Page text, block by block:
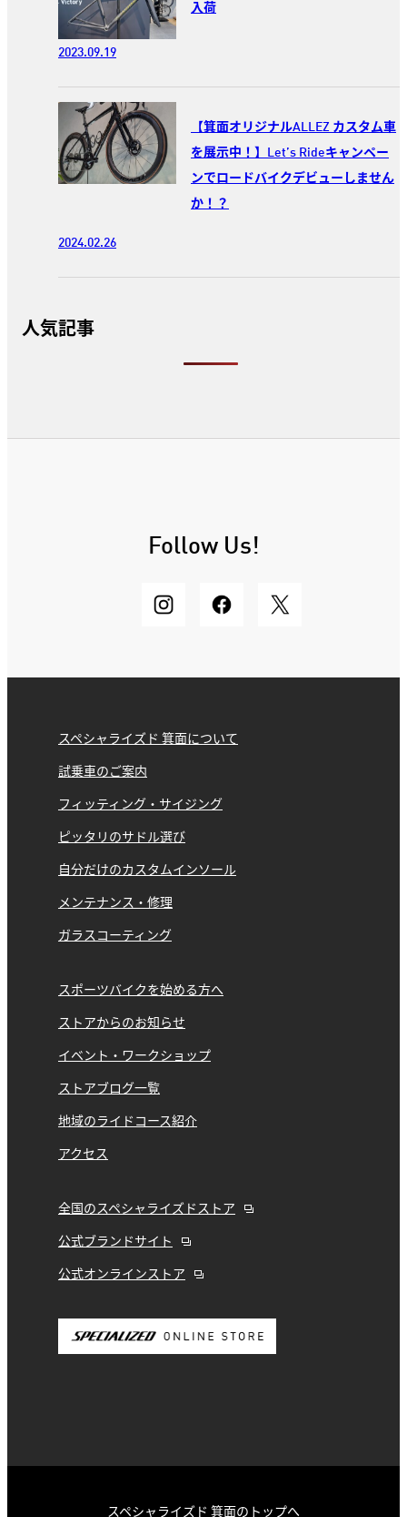
入荷
2023.09.19
【箕面オリジナルALLEZ カスタム車
を展示中！】Let’s Rideキャンペー
ンでロードバイクデビューしません
か！？
2024.02.26
人気記事
Follow Us!
スペシャライズド 箕面について
試乗車のご案内
フィッティング・サイジング
ピッタリのサドル選び
自分だけのカスタムインソール
メンテナンス・修理
ガラスコーティング
スポーツバイクを始める方へ
ストアからのお知らせ
イベント・ワークショップ
ストアブログ一覧
地域のライドコース紹介
アクセス
全国のスペシャライズドストア
公式ブランドサイト
公式オンラインストア
スペシャライズド 箕面のトップへ